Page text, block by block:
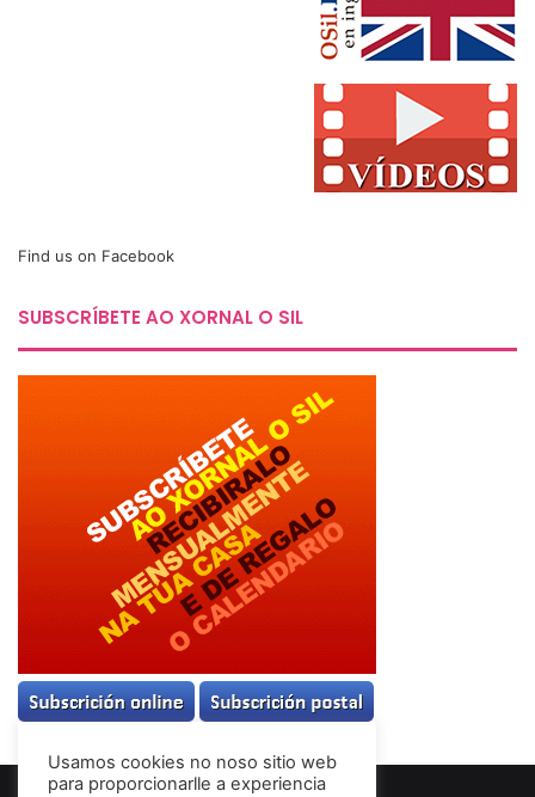
Find us on Facebook
SUBSCRÍBETE AO XORNAL O SIL
Usamos cookies no noso sitio web
para proporcionarlle a experiencia